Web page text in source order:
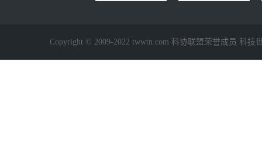
Copyright © 2009-2022 twwtn.com 科协联盟荣誉成员 科